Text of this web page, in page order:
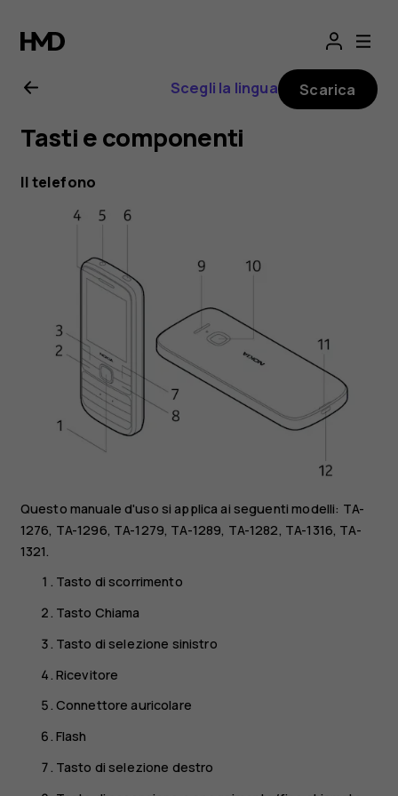
Manuale
d'uso
del
Nokia
225
Scegli la lingua Scarica
Tasti e componenti
Il telefono
Questo manuale d'uso si applica ai seguenti modelli: TA-
1276, TA-1296, TA-1279, TA-1289, TA-1282, TA-1316, TA-
1321.
Tasto di scorrimento
Tasto Chiama
Tasto di selezione sinistro
Ricevitore
Connettore auricolare
Flash
Tasto di selezione destro